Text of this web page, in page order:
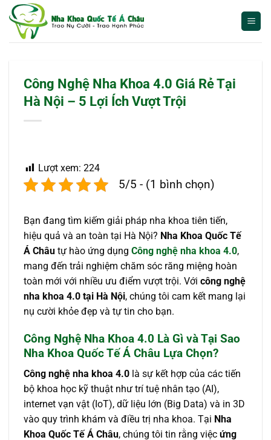
qua
Công Nghệ Nha Khoa 4.0 Giá Rẻ Tại
Hà Nội – 5 Lợi Ích Vượt Trội
Lượt xem: 224
5/5 - (1 bình chọn)
Bạn đang tìm kiếm giải pháp nha khoa tiên tiến,
hiệu quả và an toàn tại Hà Nội? Nha Khoa Quốc Tế
Á Châu tự hào ứng dụng Công nghệ nha khoa 4.0,
mang đến trải nghiệm chăm sóc răng miệng hoàn
toàn mới với nhiều ưu điểm vượt trội. Với công nghệ
nha khoa 4.0 tại Hà Nội, chúng tôi cam kết mang lại
nụ cười khỏe đẹp và tự tin cho bạn.
Công Nghệ Nha Khoa 4.0 Là Gì và Tại Sao
Nha Khoa Quốc Tế Á Châu Lựa Chọn?
Công nghệ nha khoa 4.0 là sự kết hợp của các tiến
bộ khoa học kỹ thuật như trí tuệ nhân tạo (AI),
internet vạn vật (IoT), dữ liệu lớn (Big Data) và in 3D
vào quy trình khám và điều trị nha khoa. Tại Nha
Khoa Quốc Tế Á Châu, chúng tôi tin rằng việc ứng